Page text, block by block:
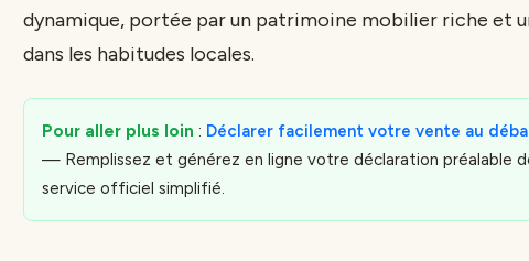
dynamique, portée par un patrimoine mobilier riche et
dans les habitudes locales.
Pour aller plus loin : Déclarer facilement votre vente au
— Remplissez et générez en ligne votre déclaration préalable
service officiel simplifié.